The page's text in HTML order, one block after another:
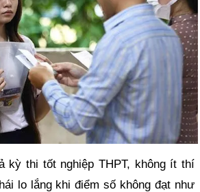
kỳ thi tốt nghiệp THPT, không ít thí
lo lắng khi điểm số không đạt như